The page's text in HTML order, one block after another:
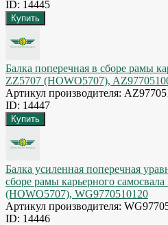
ID: 14445
Балка поперечная в сборе рамы
ZZ5707 (HOWO5707),
Артикул производителя:
ID: 14447
Балка усиленная поперечная
сборе рамы карьерного
(HOWO5707), WG9770510120
Артикул производителя:
ID: 14446